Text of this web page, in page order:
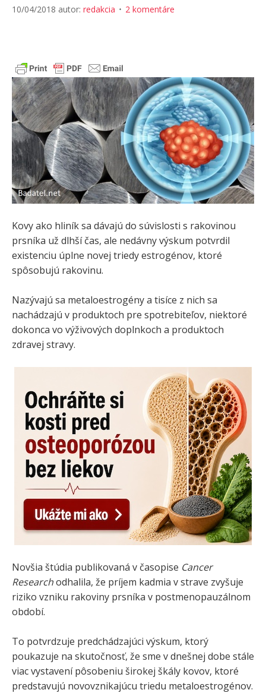
10/04/2018 autor: redakcia 2 komentáre
Kovy ako hliník sa dávajú do súvislosti s rakovinou
prsníka už dlhší čas, ale nedávny výskum potvrdil
existenciu úplne novej triedy estrogénov, ktoré
spôsobujú rakovinu.
Nazývajú sa metaloestrogény a tisíce z nich sa
nachádzajú v produktoch pre spotrebiteľov, niektoré
dokonca vo výživových doplnkoch a produktoch
zdravej stravy.
Novšia štúdia publikovaná v časopise Cancer
Researchodhalila, že príjem kadmia v strave zvyšuje
riziko vzniku rakoviny prsníka v postmenopauzálnom
období.
To potvrdzuje predchádzajúci výskum, ktorý
poukazuje na skutočnosť, že sme v dnešnej dobe stále
viac vystavení pôsobeniu širokej škály kovov, ktoré
predstavujú novovznikajúcu triedu metaloestrogénov.